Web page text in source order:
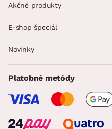
Akčné produkty
E-shop špeciál
Novinky
Platobné metódy